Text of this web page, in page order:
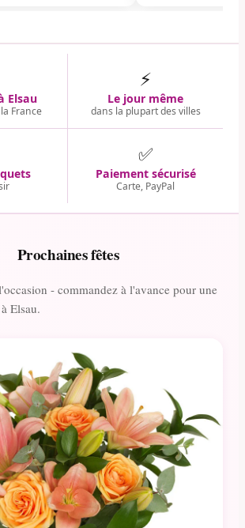
Elsau
France
⚡
Le jour même
dans la plupart des villes
✅
Paiement sécurisé
Carte, PayPal
Prochaines fêtes
- commandez à l'avance pour une
Elsau.